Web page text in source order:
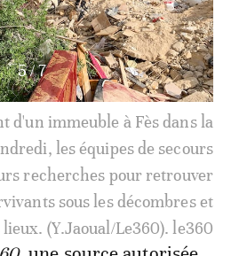
5/7
d'un immeuble à Fès dans la
les équipes de secours
recherches pour retrouver
sous les décombres et
(Y.Jaoual/Le360). le360